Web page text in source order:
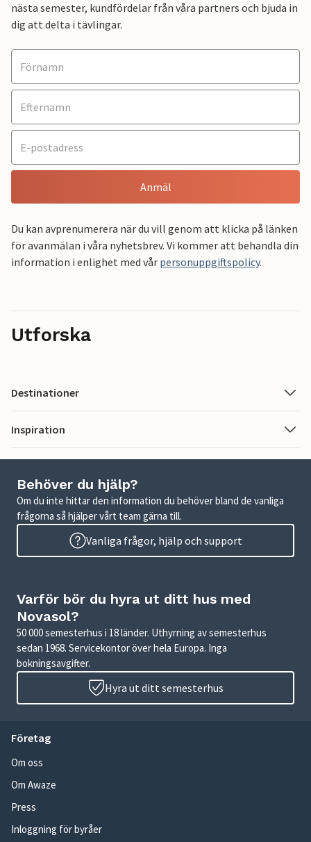
nästa semester, kundfördelar från våra partners och bjuda in
dig att delta i tävlingar.
Anmäl
Du kan avprenumerera när du vill genom att klicka på länken
för avanmälan i våra nyhetsbrev. Vi kommer att behandla din
information i enlighet med vår personuppgiftspolicy.
Utforska
Destinationer
Inspiration
Behöver du hjälp?
Om du inte hittar den information du behöver bland de vanliga
frågorna så hjälper vårt team gärna till.
Vanliga frågor, hjälp och support
Varför bör du hyra ut ditt hus med
Novasol?
50 000 semesterhus i 18 länder. Uthyrning av semesterhus
sedan 1968. Servicekontor över hela Europa. Inga
bokningsavgifter.
Hyra ut ditt semesterhus
Företag
Om oss
Om Awaze
Press
Inloggning för byråer